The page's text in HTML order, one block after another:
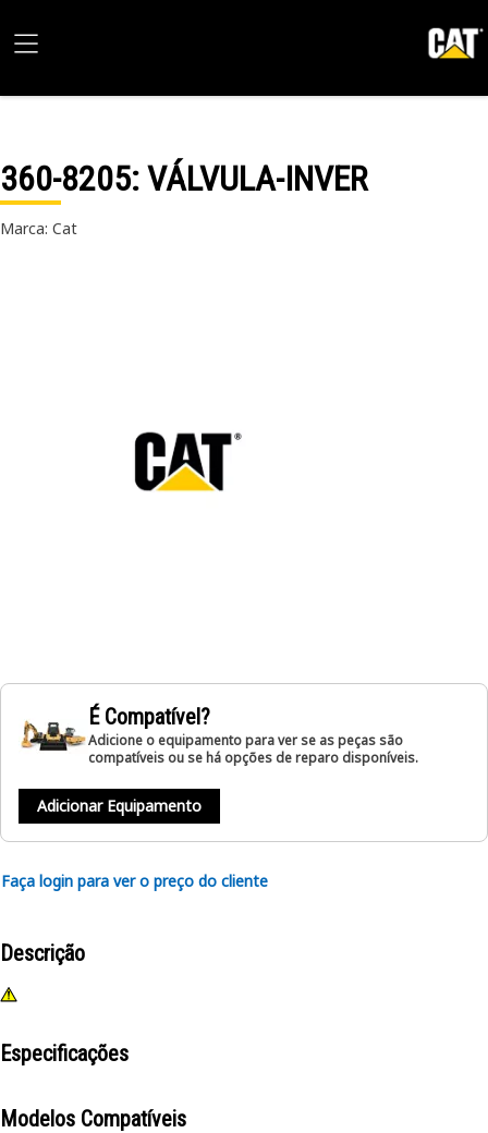
360-8205: VÁLVULA-INVER
Marca: Cat
É Compatível?
Adicione o equipamento para ver se as peças são
compatíveis ou se há opções de reparo disponíveis.
Adicionar Equipamento
Faça login para ver o preço do cliente
Descrição
Especificações
Modelos Compatíveis